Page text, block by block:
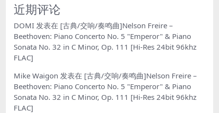
近期评论
DOMI 发表在 [古典/交响/奏鸣曲]Nelson Freire –
Beethoven: Piano Concerto No. 5 "Emperor" & Piano
Sonata No. 32 in C Minor, Op. 111 [Hi-Res 24bit 96khz
FLAC]
Mike Waigon 发表在 [古典/交响/奏鸣曲]Nelson Freire –
Beethoven: Piano Concerto No. 5 "Emperor" & Piano
Sonata No. 32 in C Minor, Op. 111 [Hi-Res 24bit 96khz
FLAC]